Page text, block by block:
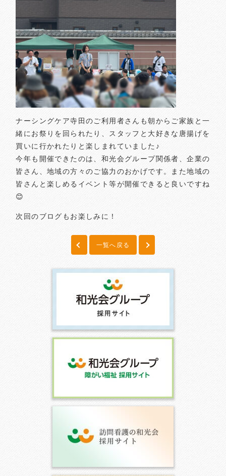
ナーシングケア寺田のご利用者さんも朝からご家族と一
緒にお祭りを回られたり、スタッフと大好きな唐揚げを
買いに行かれたりと楽しまれていました♪
今年も開催できたのは、和光会グループ関係者、企業の
皆さん、地域の方々のご協力のおかげです。また地域の
皆さんと楽しめるイベント等が開催できると良いですね
😊
次回のブログもお楽しみに！
一覧へ戻る